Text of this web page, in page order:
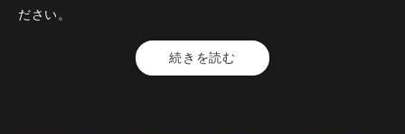
※お席混み合った際はご予約のお時間から2時間30分とさせて
コースの制限時間は120分となっております。
飲み放題のラストオーダーは30分前となっております
ださい。
続きを読む